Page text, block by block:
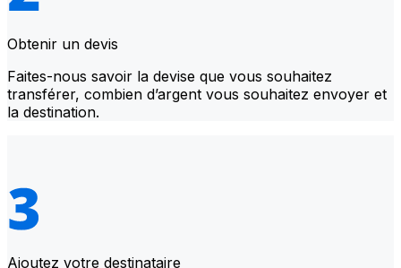
Obtenir un devis
Faites-nous savoir la devise que vous souhaitez
transférer, combien d’argent vous souhaitez envoyer et
la destination.
Ajoutez votre destinataire